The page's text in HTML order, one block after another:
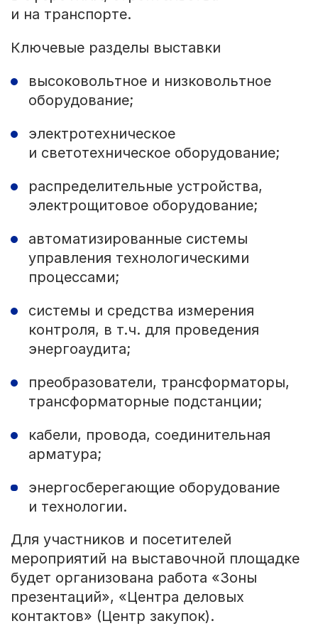
и на транспорте.
Ключевые разделы выставки
высоковольтное и низковольтное
оборудование;
электротехническое
и светотехническое оборудование;
распределительные устройства,
электрощитовое оборудование;
автоматизированные системы
управления технологическими
процессами;
системы и средства измерения
контроля, в т.ч. для проведения
энергоаудита;
преобразователи, трансформаторы,
трансформаторные подстанции;
кабели, провода, соединительная
арматура;
энергосберегающие оборудование
и технологии.
Для участников и посетителей
мероприятий на выставочной площадке
будет организована работа «Зоны
презентаций», «Центра деловых
контактов» (Центр закупок).